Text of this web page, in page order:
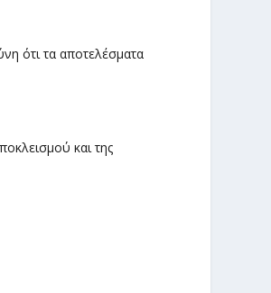
ότι τα αποτελέσματα
και της